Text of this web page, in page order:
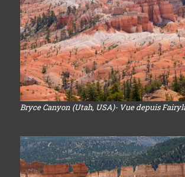
Bryce Canyon (Utah, USA)- Vue depuis